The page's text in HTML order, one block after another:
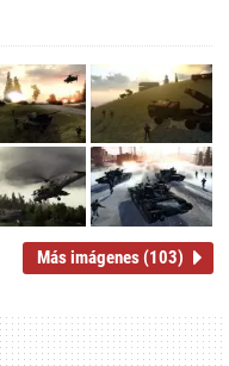
Más imágenes (103)